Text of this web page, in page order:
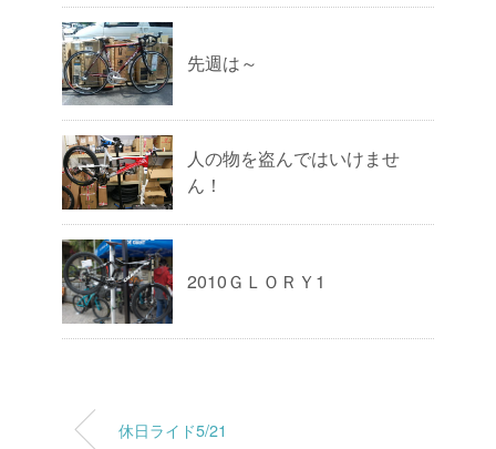
先週は～
人の物を盗んではいけませ
ん！
2010ＧＬＯＲＹ1
休日ライド5/21